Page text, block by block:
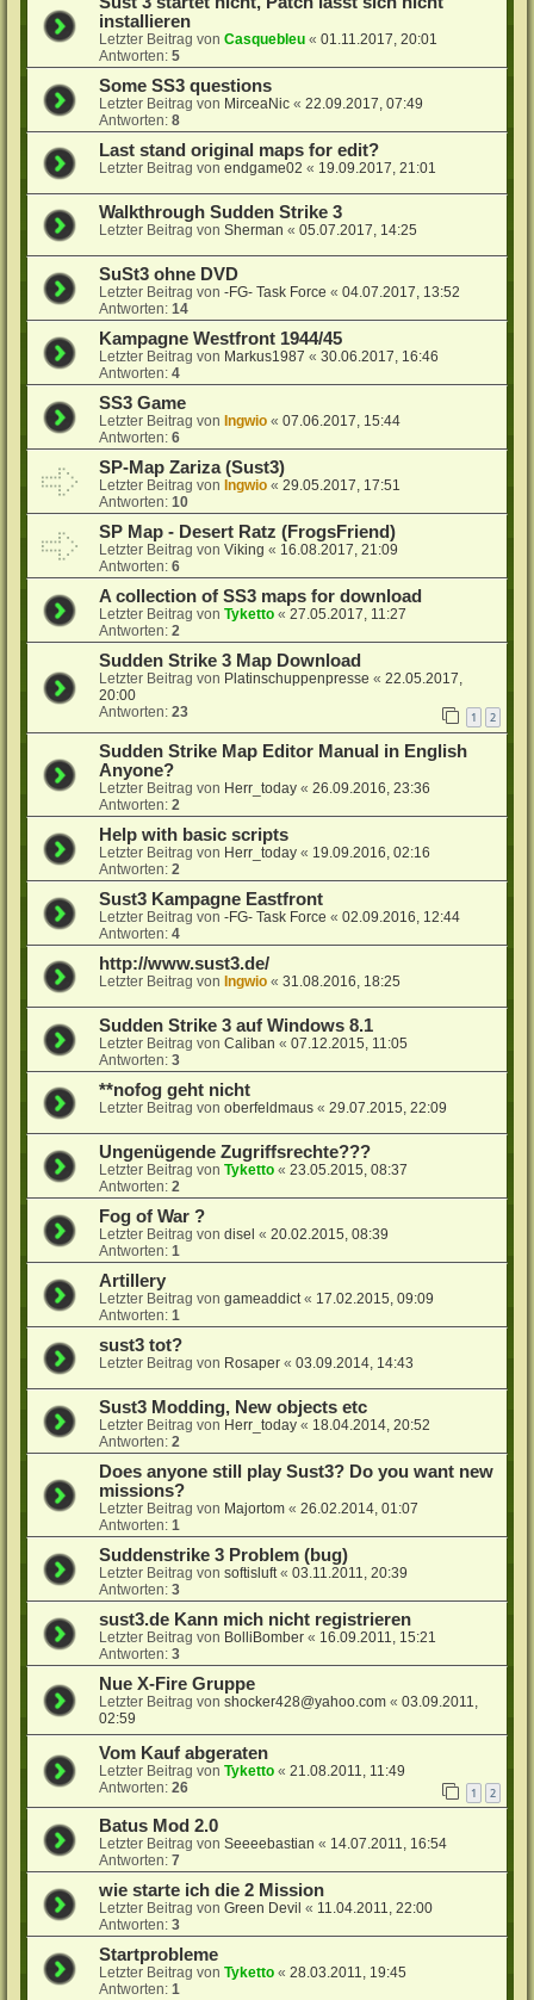
installieren
Letzter Beitrag vonCasquebleu «01.11.2017, 20:01
Antworten:5
Some SS3 questions
Letzter Beitrag von MirceaNic «22.09.2017, 07:49
Antworten:8
Last stand original maps for edit?
Letzter Beitrag vonendgame02 « 19.09.2017, 21:01
Walkthrough Sudden Strike 3
Letzter Beitrag vonSherman «05.07.2017, 14:25
SuSt3 ohne DVD
Letzter Beitrag von-FG- Task Force «04.07.2017, 13:52
Antworten:14
Kampagne Westfront 1944/45
Letzter Beitrag von Markus1987 «30.06.2017, 16:46
Antworten:4
SS3 Game
Letzter Beitrag vonIngwio «07.06.2017, 15:44
Antworten:6
SP-Map Zariza (Sust3)
Letzter Beitrag vonIngwio «29.05.2017, 17:51
Antworten:10
SP Map - Desert Ratz (FrogsFriend)
Letzter Beitrag vonViking « 16.08.2017, 21:09
Antworten:6
A collection of SS3 maps for download
Letzter Beitrag vonTyketto «27.05.2017, 11:27
Antworten:2
Sudden Strike 3 Map Download
Letzter Beitrag von Platinschuppenpresse «22.05.2017,
20:00
Antworten:23 1 2
Sudden Strike Map Editor Manual in English
Anyone?
Letzter Beitrag von Herr_today «26.09.2016, 23:36
Antworten:2
Help with basic scripts
Letzter Beitrag von Herr_today « 19.09.2016, 02:16
Antworten:2
Sust3 Kampagne Eastfront
Letzter Beitrag von-FG- Task Force «02.09.2016, 12:44
Antworten:4
http://www.sust3.de/
Letzter Beitrag vonIngwio «31.08.2016, 18:25
Sudden Strike 3 auf Windows 8.1
Letzter Beitrag vonCaliban «07.12.2015, 11:05
Antworten:3
**nofog geht nicht
Letzter Beitrag vonoberfeldmaus «29.07.2015, 22:09
Ungenügende Zugriffsrechte???
Letzter Beitrag vonTyketto «23.05.2015, 08:37
Antworten:2
Fog of War ?
Letzter Beitrag vondisel «20.02.2015, 08:39
Antworten:1
Artillery
Letzter Beitrag vongameaddict « 17.02.2015, 09:09
Antworten:1
sust3 tot?
Letzter Beitrag von Rosaper «03.09.2014, 14:43
Sust3 Modding, New objects etc
Letzter Beitrag von Herr_today « 18.04.2014, 20:52
Antworten:2
Does anyone still play Sust3? Do you want new
missions?
Letzter Beitrag von Majortom «26.02.2014, 01:07
Antworten:1
Suddenstrike 3 Problem (bug)
Letzter Beitrag vonsoftisluft «03.11.2011, 20:39
Antworten:3
sust3.de Kann mich nicht registrieren
Letzter Beitrag von BolliBomber « 16.09.2011, 15:21
Antworten:3
Nue X-Fire Gruppe
Letzter Beitrag vonshocker428@yahoo.com «03.09.2011,
02:59
Vom Kauf abgeraten
Letzter Beitrag vonTyketto «21.08.2011, 11:49
Antworten:26 1 2
Batus Mod 2.0
Letzter Beitrag vonSeeeebastian « 14.07.2011, 16:54
Antworten:7
wie starte ich die 2 Mission
Letzter Beitrag vonGreen Devil « 11.04.2011, 22:00
Antworten:3
Startprobleme
Letzter Beitrag vonTyketto «28.03.2011, 19:45
Antworten:1